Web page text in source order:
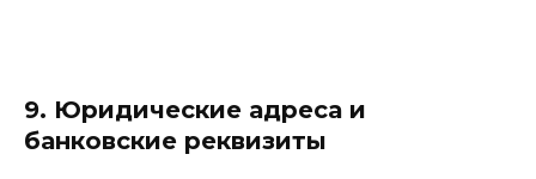
9. Юридические адреса и
банковские реквизиты